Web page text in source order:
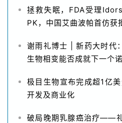
拯救失眠，FDA受理
PK，中国艾曲波帕首仿获
谢雨礼博士 | 新药大时代
生物相变能否成就下一个诺
极目生物宣布完成超1亿
开发及商业化
破局晚期乳腺癌治疗——